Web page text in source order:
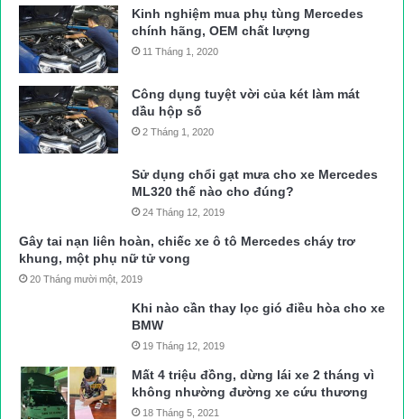
Kinh nghiệm mua phụ tùng Mercedes
chính hãng, OEM chất lượng
11 Tháng 1, 2020
Công dụng tuyệt vời của két làm mát
dầu hộp số
2 Tháng 1, 2020
Sử dụng chổi gạt mưa cho xe Mercedes
ML320 thế nào cho đúng?
24 Tháng 12, 2019
Gây tai nạn liên hoàn, chiếc xe ô tô Mercedes cháy trơ
khung, một phụ nữ tử vong
20 Tháng mười một, 2019
Khi nào cần thay lọc gió điều hòa cho xe
BMW
19 Tháng 12, 2019
Mất 4 triệu đồng, dừng lái xe 2 tháng vì
không nhường đường xe cứu thương
18 Tháng 5, 2021